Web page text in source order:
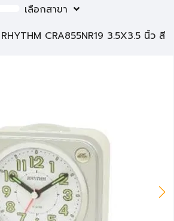
เลือกสาขา
CRA855NR19 3.5X3.5 นิ้ว สี